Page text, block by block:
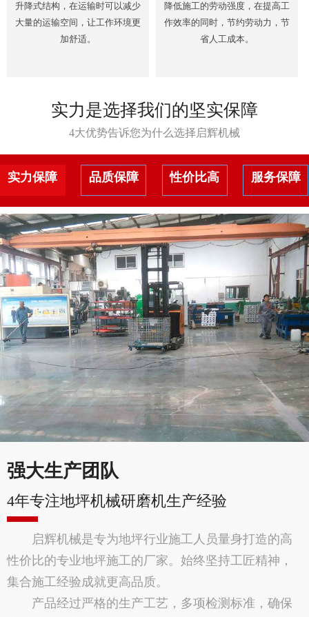
升降式结构，在运输时可以减少
大量的运输空间，让工作环境更
加舒适。
降低施工的劳动强度，在提高工
作效率的同时，节约劳动力，节
省人工成本。
实力是选择我们的坚实保障
4大优势告诉您为什么选择启辉机械
实力保障 品质保障 性价比高 服务保障
强大生产团队
4年专注地坪机械研磨机生产经验
启辉机械是专为地坪行业施工人员量身打造的高
性价比的专业地坪施工的厂家。始终坚持工匠精神，
集合施工经验成就更高品质。
产品经过严格的生产工艺，多项检测标准，确保